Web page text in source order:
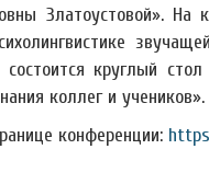
Златоустовой». На
круглый
коллег и учеников».
конференции: